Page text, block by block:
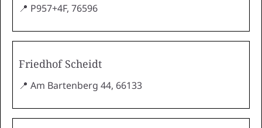
📍 P957+4F, 76596
Friedhof Scheidt
📍 Am Bartenberg 44, 66133